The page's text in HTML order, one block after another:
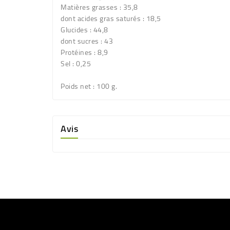
Matières grasses : 35,8
dont acides gras saturés : 18,5
Glucides : 44,8
dont sucres : 43
Protéines : 8,9
Sel : 0,25
Poids net: 100 g.
Avis